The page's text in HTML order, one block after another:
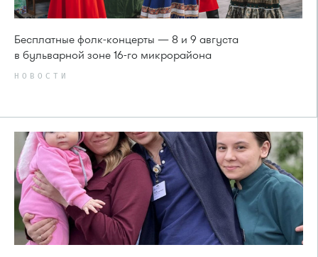
Бесплатные фолк-концерты — 8 и 9 августа
в бульварной зоне 16-го микрорайона
НОВОСТИ